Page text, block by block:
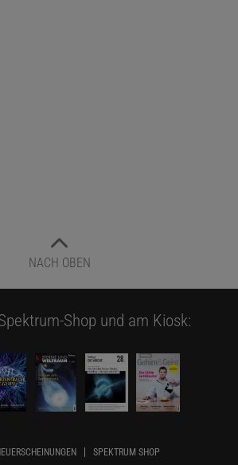
NACH OBEN
Shop und am Kiosk:
SPEKTRUM SHOP